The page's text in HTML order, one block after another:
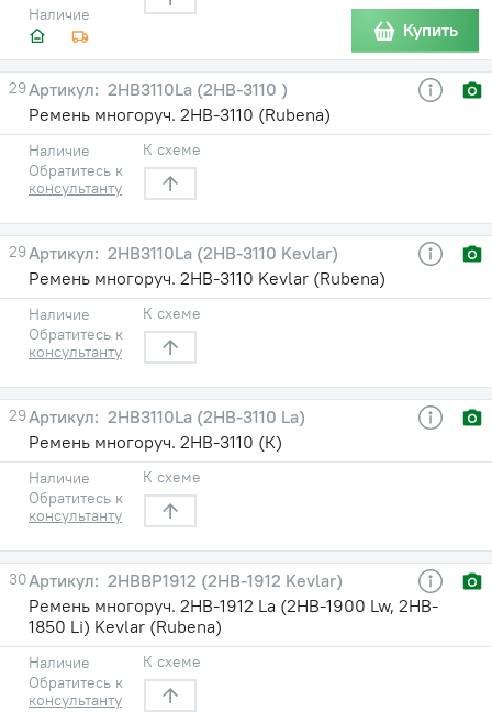
Наличие
Купить
29
2HB3110La (2НВ-3110 )
Ремень многоруч. 2НВ-3110 (Rubena)
Наличие
Обратитесь к
консультанту
К схеме
29
2HB3110La (2НВ-3110 Kevlar)
Ремень многоруч. 2НВ-3110 Kevlar (Rubena)
Наличие
Обратитесь к
консультанту
К схеме
29
2HB3110La (2НВ-3110 La)
Ремень многоруч. 2НВ-3110 (К)
Наличие
Обратитесь к
консультанту
К схеме
30
2HBBP1912 (2НВ-1912 Kevlar)
Ремень многоруч. 2НВ-1912 La (2НВ-1900 Lw, 2HB-
1850 Li) Kevlar (Rubena)
Наличие
Обратитесь к
консультанту
К схеме